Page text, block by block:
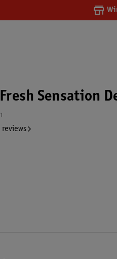
Sensation
reviews